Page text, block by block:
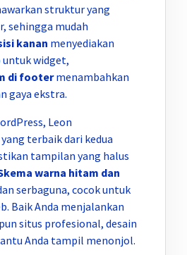
struktur yang
sehingga mudah
kanan menyediakan
untuk widget,
di footermenambahkan
gaya ekstra.
Leon
terbaik dari kedua
tampilan yang halus
warna hitam dan
serbaguna, cocok untuk
Baik Anda menjalankan
situs profesional, desain
Anda tampil menonjol.